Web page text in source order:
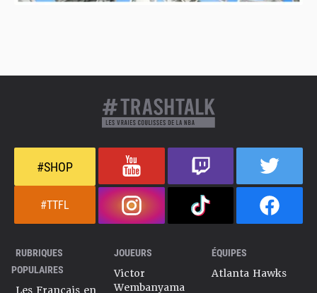
#SHOP
#TTFL
RUBRIQUES
POPULAIRES
JOUEURS
Victor
Wembanyama
ÉQUIPES
Atlanta Hawks